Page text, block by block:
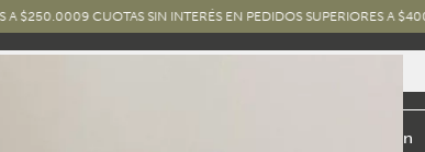
9 CUOTAS SIN INTERÉS EN PEDIDOS SUPERIORES A $400.00012
Inspiración